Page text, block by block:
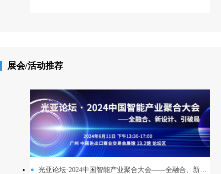
展会/活动推荐
光亚论坛·2024中国智能产业聚合大会——全融合、新设计、引破局